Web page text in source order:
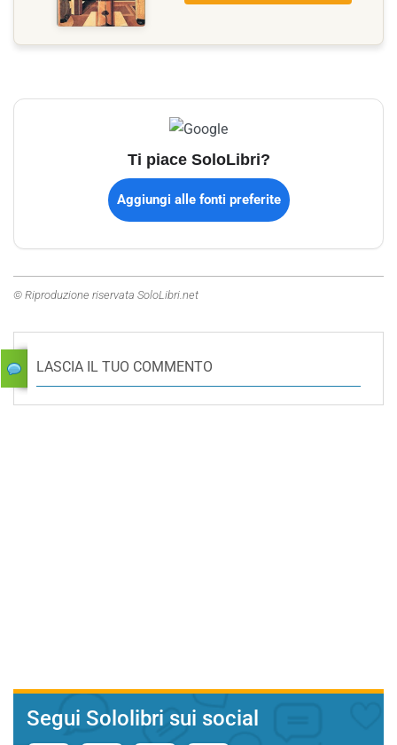
Ti piace SoloLibri?
Aggiungi alle fonti preferite
© Riproduzione riservata SoloLibri.net
LASCIA IL TUO COMMENTO
Segui Sololibri sui social